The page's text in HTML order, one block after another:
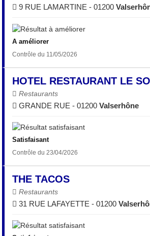
9 RUE LAMARTINE - 01200
A améliorer
Contrôle du 11/05/2026
HOTEL RESTAURANT LE
Restaurants
GRANDE RUE - 01200Valserhône
Satisfaisant
Contrôle du 23/04/2026
THE TACOS
Restaurants
31 RUE LAFAYETTE - 01200